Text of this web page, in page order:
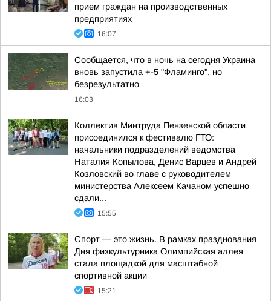
прием граждан на производственных
предприятиях
16:07
Сообщается, что в ночь на сегодня Украина
вновь запустила +-5 "Фламинго", но
безрезультатно
16:03
Коллектив Минтруда Пензенской области
присоединился к фестивалю ГТО:
начальники подразделений ведомства
Наталия Копылова, Денис Варцев и Андрей
Козловский во главе с руководителем
министерства Алексеем Качаном успешно
сдали...
15:55
Спорт — это жизнь. В рамках празднования
Дня физкультурника Олимпийская аллея
стала площадкой для масштабной
спортивной акции
15:21